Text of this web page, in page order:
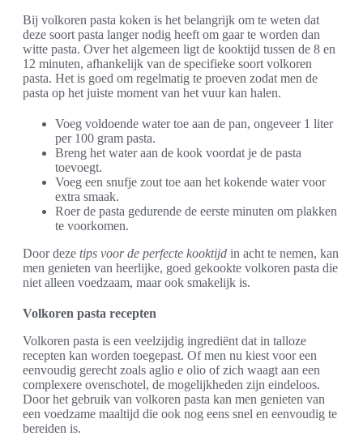
Bij volkoren pasta koken is het belangrijk om te weten dat
deze soort pasta langer nodig heeft om gaar te worden dan
witte pasta. Over het algemeen ligt de kooktijd tussen de 8 en
12 minuten, afhankelijk van de specifieke soort volkoren
pasta. Het is goed om regelmatig te proeven zodat men de
pasta op het juiste moment van het vuur kan halen.
Voeg voldoende water toe aan de pan, ongeveer 1 liter
per 100 gram pasta.
Breng het water aan de kook voordat je de pasta
toevoegt.
Voeg een snufje zout toe aan het kokende water voor
extra smaak.
Roer de pasta gedurende de eerste minuten om plakken
te voorkomen.
Door deze tips voor de perfecte kooktijd in acht te nemen, kan
men genieten van heerlijke, goed gekookte volkoren pasta die
niet alleen voedzaam, maar ook smakelijk is.
Volkoren pasta recepten
Volkoren pasta is een veelzijdig ingrediënt dat in talloze
recepten kan worden toegepast. Of men nu kiest voor een
eenvoudig gerecht zoals aglio e olio of zich waagt aan een
complexere ovenschotel, de mogelijkheden zijn eindeloos.
Door het gebruik van volkoren pasta kan men genieten van
een voedzame maaltijd die ook nog eens snel en eenvoudig te
bereiden is.